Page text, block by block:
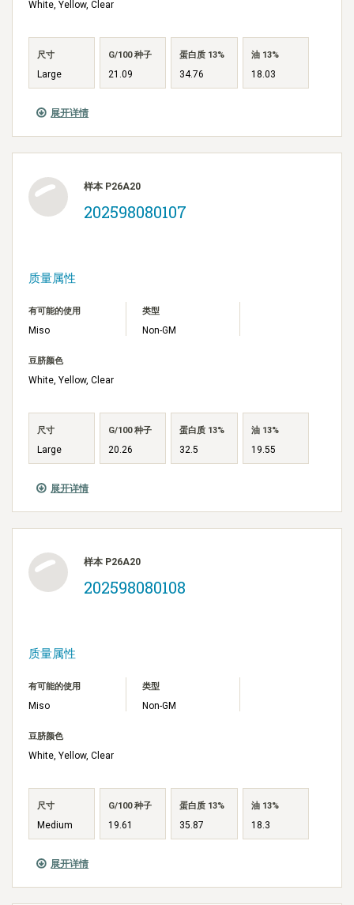
展开详情
White, Yellow, Clear
尺寸
Large
G/100 种子
21.09
蛋白质 13%
34.76
油 13%
18.03
展开详情
样本 P26A20
202598080107
质量属性
有可能的使用
Miso
类型
Non-GM
豆脐颜色
White, Yellow, Clear
尺寸
Large
G/100 种子
20.26
蛋白质 13%
32.5
油 13%
19.55
展开详情
样本 P26A20
202598080108
质量属性
有可能的使用
Miso
类型
Non-GM
豆脐颜色
White, Yellow, Clear
尺寸
Medium
G/100 种子
19.61
蛋白质 13%
35.87
油 13%
18.3